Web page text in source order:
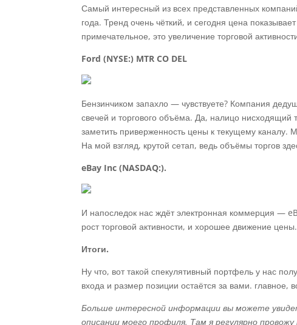
Самый интересный из всех представленных
года. Тренд очень чёткий, и сегодня цена
примечательное, это увеличение торговой
Ford (NYSE:) MTR CO DEL
Бензинчиком запахло — чувствуете? Компания
свечей и торгового объёма. Да, налицо нисходящий
заметить приверженность цены к текущему каналу.
На мой взгляд, крутой сетап, ведь объёмы торгов
eBay Inc (NASDAQ:).
И напоследок нас ждёт электронная коммерция —
рост торговой активности, и хорошее движение
Итоги.
Ну что, вот такой спекулятивный портфель у нас
входа и размер позиции остаётся за вами.
Больше интересной информации вы можете
описании моего профиля. Там я регулярно